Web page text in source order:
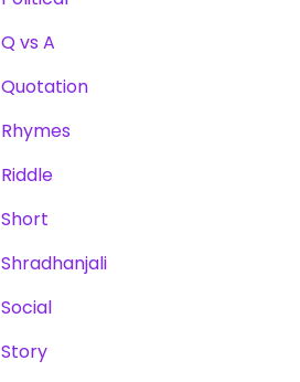
Q vs A
Quotation
Rhymes
Riddle
Short
Shradhanjali
Social
Story